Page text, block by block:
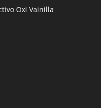
Oxi Vainilla